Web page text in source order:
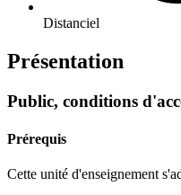
Distanciel
Présentation
Public, conditions
Prérequis
Cette unité d'enseignement